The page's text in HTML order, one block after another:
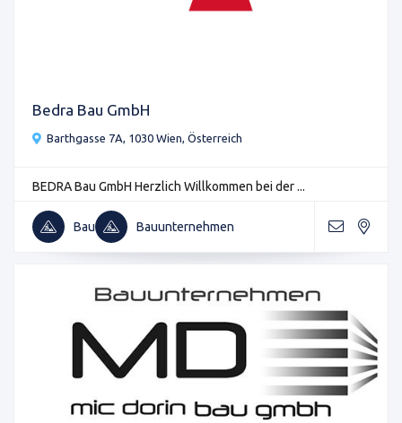
Bedra Bau GmbH
Barthgasse 7A, 1030 Wien, Österreich
BEDRA Bau GmbH Herzlich Willkommen bei der ...
Bau Bauunternehmen